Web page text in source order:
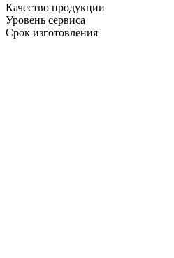
Качество продукции
Уровень сервиса
Срок изготовления